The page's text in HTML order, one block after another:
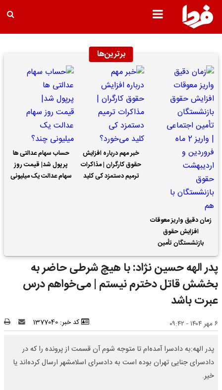
برترین‌ها
زمان دقیق واریز معوقات
افزایش حقوق
بازنشستگان تأمین
اجتماعی | واریز 2 ماه
فروردین و اردیبهشت
حقوق بازنشستگان با هم
خبر مهم درباره افزایش
حقوق کارگران | مذاکرات
ترمیم دستمزد کی کلید
حساب سهام عدالتی ها
پرپول شد| قیمت روز
سهام عدالت یک میلیونی
پدر الهه حسین نژاد: با هیچ شرطی حاضر به
بخشش قاتل دخترم نیستم | می‌خواهم درس
عبرت باشد
۶ مهر ۱۴۰۴ - ۰۹:۴۲ کد خبر: 1377040
پدر الهه:به دادسرا آمده‌ام تا متوجه شوم آن قسمت از پرونده را که در
دادسرای جنایی تهران بوده است به دادسرای اسلامشهر ارسال کرده‌اند یا
خیر.